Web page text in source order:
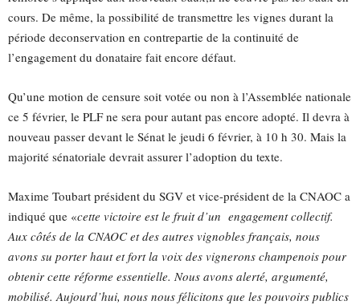
cours. De même, la possibilité de transmettre les vignes durant la
période deconservation en contrepartie de la continuité de
l’engagement du donataire fait encore défaut.
Qu’une motion de censure soit votée ou non à l’Assemblée nationale
ce 5 février, le PLF ne sera pour autant pas encore adopté. Il devra à
nouveau passer devant le Sénat le jeudi 6 février, à 10 h 30. Mais la
majorité sénatoriale devrait assurer l’adoption du texte.
Maxime Toubart président du SGV et vice-président de la CNAOC a
indiqué que «cette victoire est le fruit d’un engagement collectif.
Aux côtés de la CNAOC et des autres vignobles français, nous
avons su porter haut et fort la voix des vignerons champenois pour
obtenir cette réforme essentielle. Nous avons alerté, argumenté,
mobilisé. Aujourd’hui, nous nous félicitons que les pouvoirs publics